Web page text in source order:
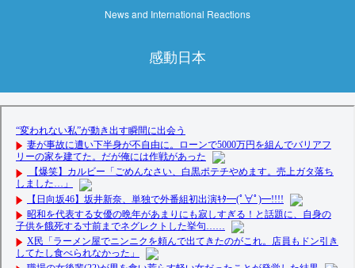
News and International Reactions
感動日本